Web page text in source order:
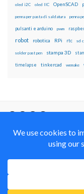
oled i2C oled IIC OpenSCAD
penna per pasta di saldatura penna
pulsanti e arduino pwm
robot robotica RPi rtc sd
solder past pen stampa 3D
timelapse tinkercad wemake
Alike 4.0 International
© 2012-2018 Mauro Alfieri